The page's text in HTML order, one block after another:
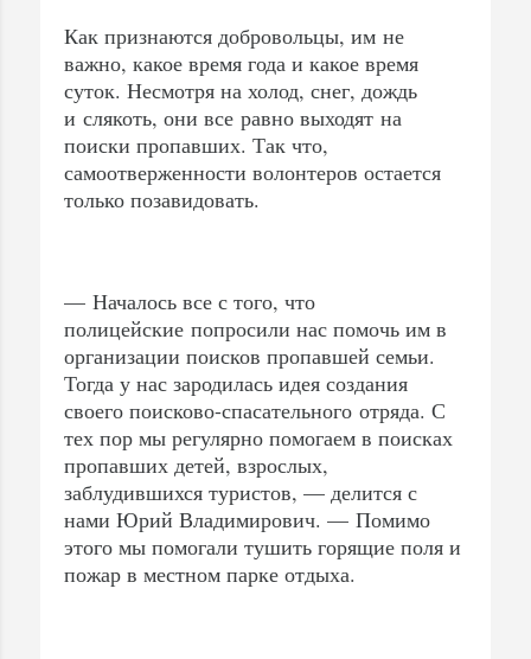
Как признаются добровольцы, им не
важно, какое время года и какое время
суток. Несмотря на холод, снег, дождь
и слякоть, они все равно выходят на
поиски пропавших. Так что,
самоотверженности волонтеров остается
только позавидовать.
— Началось все с того, что
полицейские попросили нас помочь им в
организации поисков пропавшей семьи.
Тогда у нас зародилась идея создания
своего поисково-спасательного отряда. С
тех пор мы регулярно помогаем в поисках
пропавших детей, взрослых,
заблудившихся туристов, — делится с
нами Юрий Владимирович. — Помимо
этого мы помогали тушить горящие поля и
пожар в местном парке отдыха.